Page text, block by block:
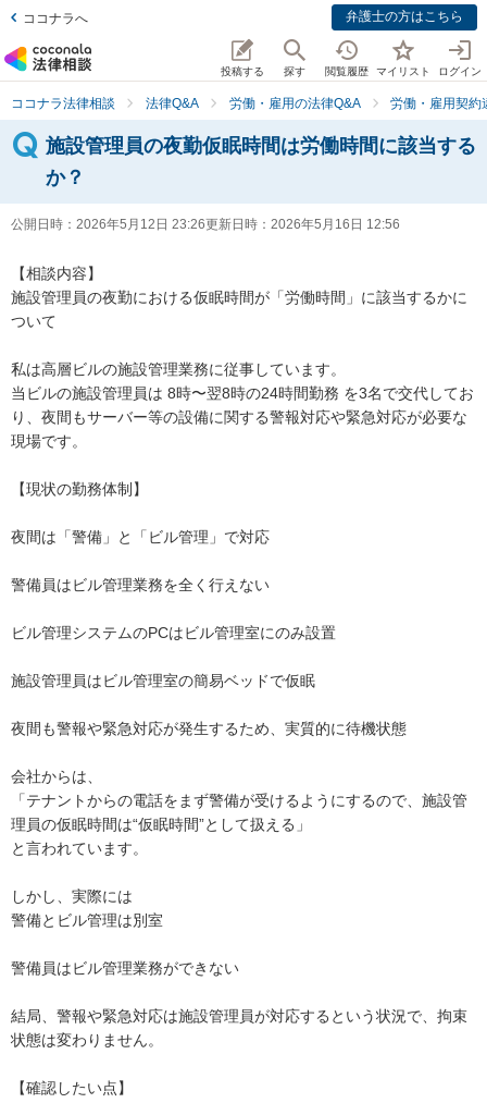
ココナラへ 弁護士の方はこちら
投稿する 探す 閲覧履歴 マイリスト ログイン
ココナラ法律相談 法律Q&A 労働・雇用の法律Q&A 労働・雇用契約
施設管理員の夜勤仮眠時間は労働時間に該当する
か？
公開日時： 2026年5月12日 23:26更新日時： 2026年5月16日 12:56
【相談内容】
施設管理員の夜勤における仮眠時間が「労働時間」に該当するかに
ついて
私は高層ビルの施設管理業務に従事しています。
当ビルの施設管理員は 8時〜翌8時の24時間勤務 を3名で交代してお
り、夜間もサーバー等の設備に関する警報対応や緊急対応が必要な
現場です。
【現状の勤務体制】
夜間は「警備」と「ビル管理」で対応
警備員はビル管理業務を全く行えない
ビル管理システムのPCはビル管理室にのみ設置
施設管理員はビル管理室の簡易ベッドで仮眠
夜間も警報や緊急対応が発生するため、実質的に待機状態
会社からは、
「テナントからの電話をまず警備が受けるようにするので、施設管
理員の仮眠時間は“仮眠時間”として扱える」
と言われています。
しかし、実際には
警備とビル管理は別室
警備員はビル管理業務ができない
結局、警報や緊急対応は施設管理員が対応するという状況で、拘束
状態は変わりません。
【確認したい点】